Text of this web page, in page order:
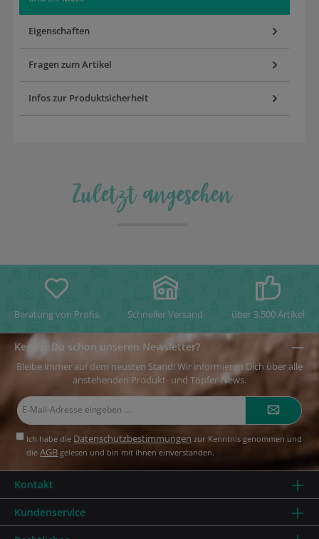
Eigenschaften
Fragen zum Artikel
Infos zur Produktsicherheit
Zuletzt angesehen
Beratung von Profis Schneller Versand über 3.500 Artikel
Kennst Du schon unseren Newsletter?
Bleibe immer auf dem neusten Stand! Wir informieren Dich über alle
anstehenden Produkt- und Töpfer-News.
Ich habe die Datenschutzbestimmungen zur Kenntnis genommen und
dieAGB gelesen und bin mit ihnen einverstanden.
Kundenservice
Kontakt